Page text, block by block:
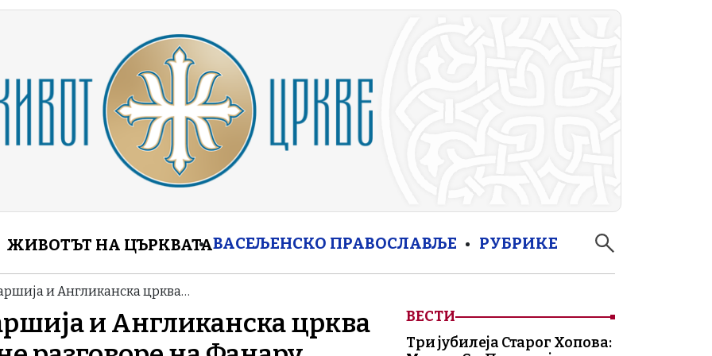
ЖИВОТЪТ НА ЦЪРКВАТАВАСЕЉЕНСКО ПРАВОСЛАВЉЕ РУБРИКЕ
и Англиканска црква…
и Англиканска црква
ВЕСТИ
Три јубилеја Старог Хопова: